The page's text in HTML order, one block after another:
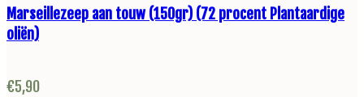
Marseillezeep aan touw (150gr) (72 procent Plantaardige
oliën)
€5,90